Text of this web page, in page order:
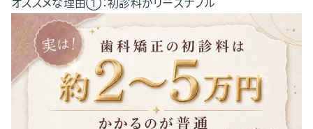
オススメな理由①：初診料がリーズナブル